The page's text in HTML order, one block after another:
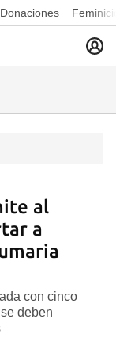
Donaciones
al
a
con cinco
deben